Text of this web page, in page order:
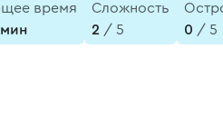
время
Сложность
2 / 5
0 / 5